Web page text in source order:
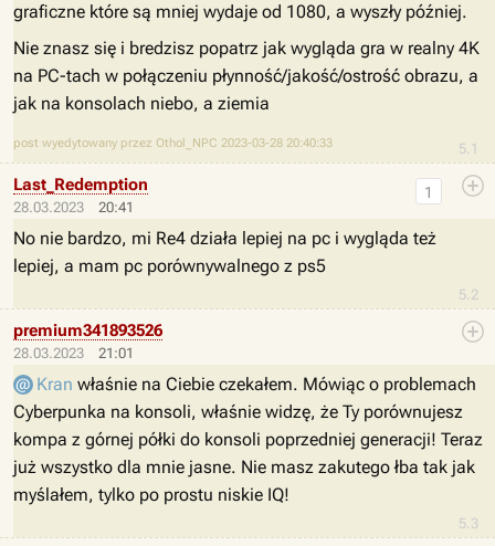
5.1
graficzne które są mniej wydaje od 1080, a wyszły później.
Nie znasz się i bredzisz popatrz jak wygląda gra w realny 4K
na PC-tach w połączeniu płynność/jakość/ostrość obrazu, a
jak na konsolach niebo, a ziemia
post wyedytowany przez Othol_NPC 2023-03-28 20:40:33
28.03.2023 20:41
5.2
1
Last_Redemption
No nie bardzo, mi Re4 działa lepiej na pc i wygląda też
lepiej, a mam pc porównywalnego z ps5
28.03.2023 21:01
5.3
premium341893526
Kran właśnie na Ciebie czekałem. Mówiąc o problemach
Cyberpunka na konsoli, właśnie widzę, że Ty porównujesz
kompa z górnej półki do konsoli poprzedniej generacji! Teraz
już wszystko dla mnie jasne. Nie masz zakutego łba tak jak
myślałem, tylko po prostu niskie IQ!